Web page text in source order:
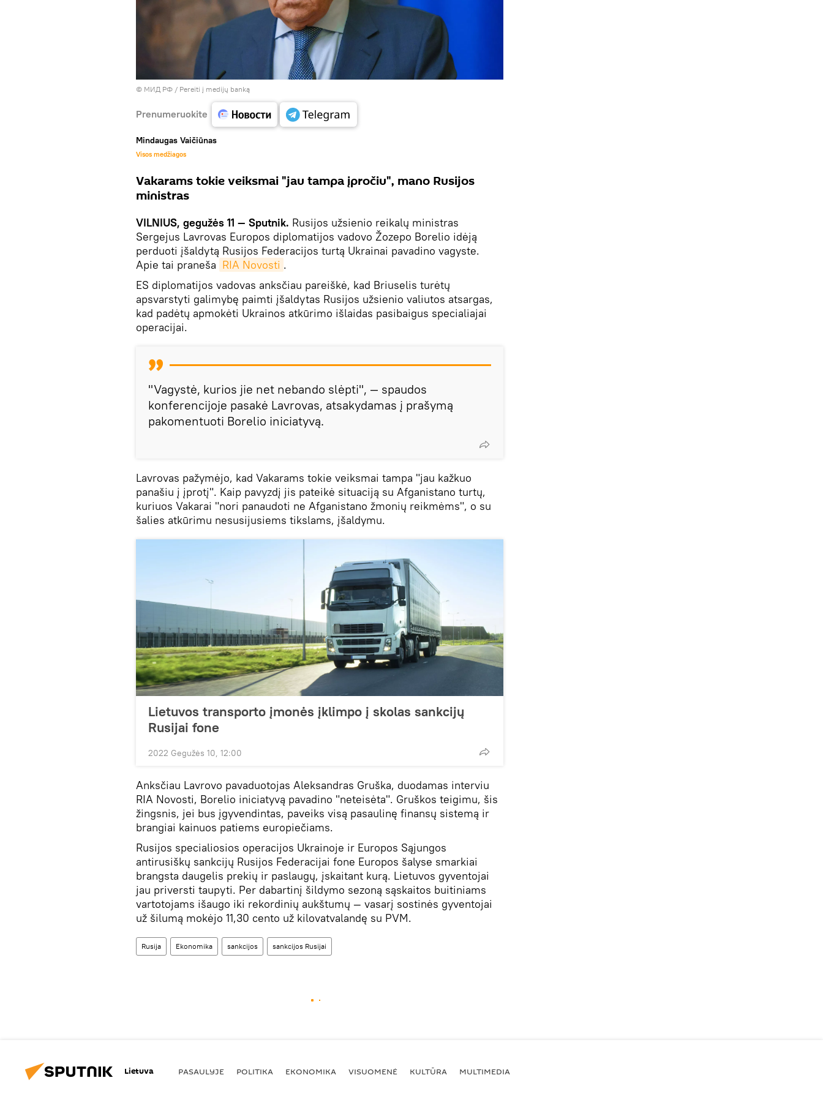
© МИД РФ / Pereiti į medijų banką
Prenumeruokite
Mindaugas Vaičiūnas
Visos medžiagos
Vakarams tokie veiksmai "jau tampa įpročiu", mano Rusijos
ministras
VILNIUS, gegužės 11 — Sputnik. Rusijos užsienio reikalų ministras
Sergejus Lavrovas Europos diplomatijos vadovo Žozepo Borelio idėją
perduoti įšaldytą Rusijos Federacijos turtą Ukrainai pavadino vagyste.
Apie tai praneša RIA Novosti .
ES diplomatijos vadovas anksčiau pareiškė, kad Briuselis turėtų
apsvarstyti galimybę paimti įšaldytas Rusijos užsienio valiutos atsargas,
kad padėtų apmokėti Ukrainos atkūrimo išlaidas pasibaigus specialiajai
operacijai.
"Vagystė, kurios jie net nebando slėpti", — spaudos
konferencijoje pasakė Lavrovas, atsakydamas į prašymą
pakomentuoti Borelio iniciatyvą.
Lavrovas pažymėjo, kad Vakarams tokie veiksmai tampa "jau kažkuo
panašiu į įprotį". Kaip pavyzdį jis pateikė situaciją su Afganistano turtų,
kuriuos Vakarai "nori panaudoti ne Afganistano žmonių reikmėms", o su
šalies atkūrimu nesusijusiems tikslams, įšaldymu.
Lietuvos transporto įmonės įklimpo į skolas sankcijų
Rusijai fone
2022 Gegužės 10, 12:00
Anksčiau Lavrovo pavaduotojas Aleksandras Gruška, duodamas interviu
RIA Novosti, Borelio iniciatyvą pavadino "neteisėta". Gruškos teigimu, šis
žingsnis, jei bus įgyvendintas, paveiks visą pasaulinę finansų sistemą ir
brangiai kainuos patiems europiečiams.
Rusijos specialiosios operacijos Ukrainoje ir Europos Sąjungos
antirusiškų sankcijų Rusijos Federacijai fone Europos šalyse smarkiai
brangsta daugelis prekių ir paslaugų, įskaitant kurą. Lietuvos gyventojai
jau priversti taupyti. Per dabartinį šildymo sezoną sąskaitos buitiniams
vartotojams išaugo iki rekordinių aukštumų — vasarį sostinės gyventojai
už šilumą mokėjo 11,30 cento už kilovatvalandę su PVM.
Rusija Ekonomika sankcijos sankcijos Rusijai
Lietuva PASAULYJE POLITIKA EKONOMIKA VISUOMENĖ KULTŪRA MULTIMEDIA